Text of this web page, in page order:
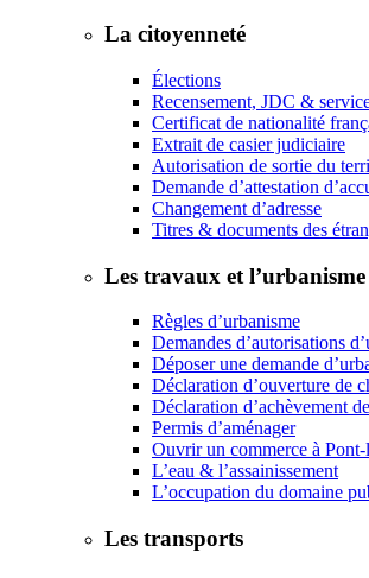
La citoyenneté
Élections
Recensement, JDC &
Certificat de nationalité
Extrait de casier judiciaire
Autorisation de sortie du
Demande d’attestation
Changement d’adresse
Titres & documents des
Les travaux et l’urbanisme
Règles d’urbanisme
Demandes d’autorisations
Déposer une demande
Déclaration d’ouverture de
Déclaration d’achèvement
Permis d’aménager
Ouvrir un commerce à
L’eau & l’assainissement
L’occupation du domaine
Les transports